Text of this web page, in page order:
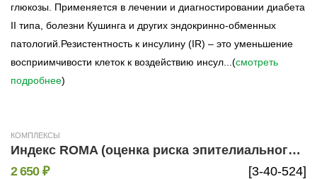
глюкозы. Применяется в лечении и диагностировании диабета
II типа, болезни Кушинга и других эндокринно-обменных
патологий.Резистентность к инсулину (IR) – это уменьшение
восприимчивости клеток к воздействию инсул...(смотреть
подробнее)
КОМПЛЕКСЫ
Индекс ROMA (оценка риска эпителиального рака яичников)
[3-40-524]
2 650 ₽